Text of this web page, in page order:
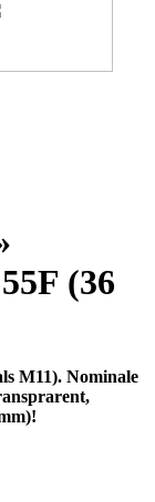
(36
M11). Nominale